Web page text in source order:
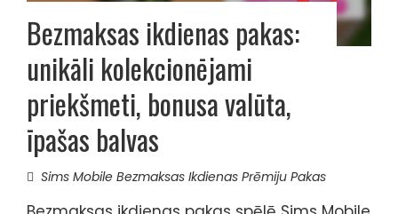
Bezmaksas ikdienas pakas:
unikāli kolekcionējami
priekšmeti, bonusa valūta,
īpašas balvas
Sims Mobile Bezmaksas Ikdienas Prēmiju Pakas